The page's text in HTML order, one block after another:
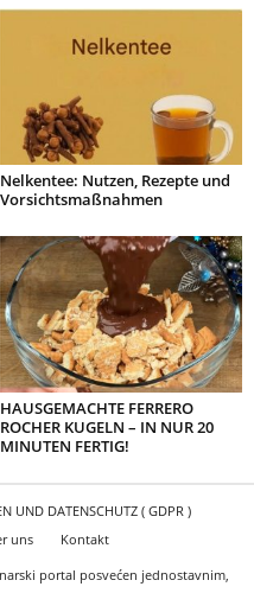
Nelkentee: Nutzen, Rezepte und
Vorsichtsmaßnahmen
HAUSGEMACHTE FERRERO
ROCHER KUGELN – IN NUR 20
MINUTEN FERTIG!
UND DATENSCHUTZ ( GDPR )
uns
Kontakt
portal posvećen jednostavnim,